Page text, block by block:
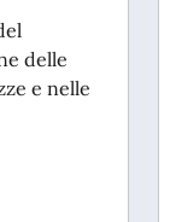
delle
e nelle